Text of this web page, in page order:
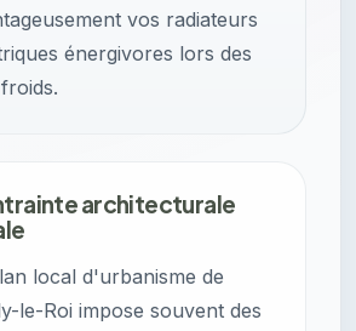
vos radiateurs
énergivores lors des
architecturale
local d'urbanisme de
le-Roi impose souvent des